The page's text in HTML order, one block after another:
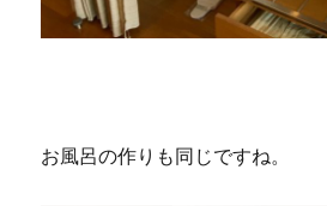
お風呂の作りも同じですね。